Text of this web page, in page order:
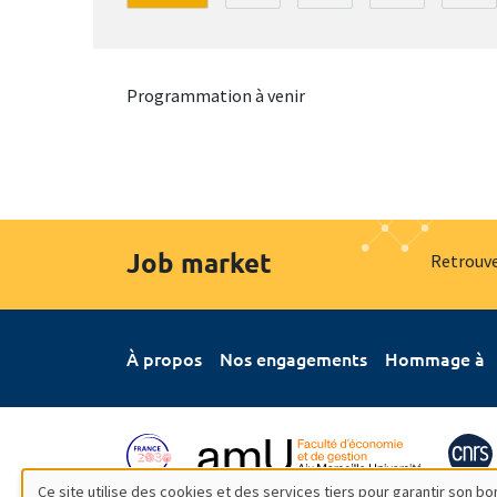
Programmation à venir
Job market
À propos Nos engagements Hommage à
Ce site utilise des cookies et des services tiers pour garantir son